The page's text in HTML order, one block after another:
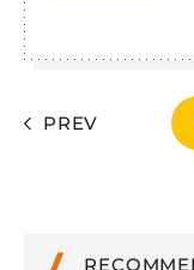
PREV